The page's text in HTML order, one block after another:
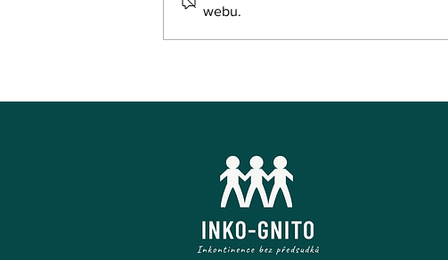
Při inkontinenci je pokožka
webu.